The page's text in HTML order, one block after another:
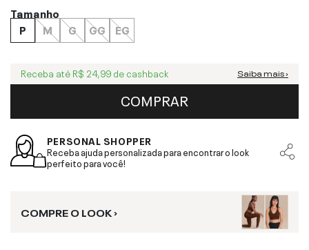
Tamanho
P
M G GG EG
Receba até R$ 24,99 de cashback Saiba mais ›
COMPRAR
PERSONAL SHOPPER
Receba ajuda personalizada para encontrar o look
perfeito para você!
COMPRE O LOOK ›